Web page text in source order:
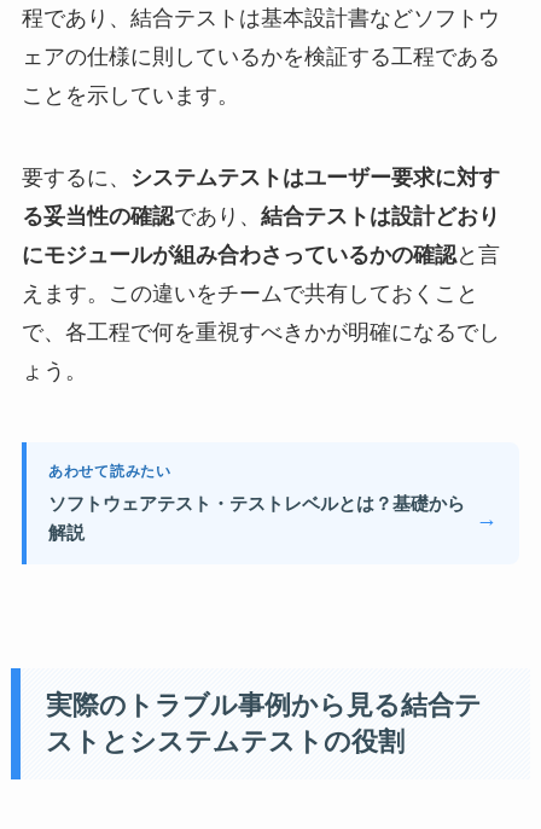
程であり、結合テストは基本設計書などソフトウ
ェアの仕様に則しているかを検証する工程である
ことを示しています。
要するに、
システムテストはユーザー要求に対す
る妥当性の確認であり、 結合テストは設計どおり
にモジュールが組み合わさっているかの確認と言
えます。この違いをチームで共有しておくこと
で、各工程で何を重視すべきかが明確になるでし
ょう。
あわせて読みたい
ソフトウェアテスト・テストレベルとは？基礎から
解説
→
実際のトラブル事例から見る結合テ
ストとシステムテストの役割